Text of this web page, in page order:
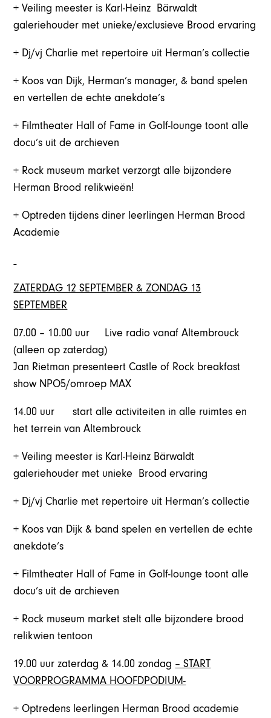
+ Veiling meester is Karl-Heinz Bärwaldt
galeriehouder met unieke/exclusieve Brood ervaring
+ Dj/vj Charlie met repertoire uit Herman’s collectie
+ Koos van Dijk, Herman’s manager, & band spelen
en vertellen de echte anekdote’s
+ Filmtheater Hall of Fame in Golf-lounge toont alle
docu’s uit de archieven
+ Rock museum market verzorgt alle bijzondere
Herman Brood relikwieën!
+ Optreden tijdens diner leerlingen Herman Brood
Academie
ZATERDAG 12 SEPTEMBER & ZONDAG 13
SEPTEMBER
07.00 – 10.00 uur Live radio vanaf Altembrouck
(alleen op zaterdag)
Jan Rietman presenteert Castle of Rock breakfast
show NPO5/omroep MAX
14.00 uur start alle activiteiten in alle ruimtes en
het terrein van Altembrouck
+ Veiling meester is Karl-Heinz Bärwaldt
galeriehouder met unieke Brood ervaring
+ Dj/vj Charlie met repertoire uit Herman’s collectie
+ Koos van Dijk & band spelen en vertellen de echte
anekdote’s
+ Filmtheater Hall of Fame in Golf-lounge toont alle
docu’s uit de archieven
+ Rock museum market stelt alle bijzondere brood
relikwien tentoon
19.00 uur zaterdag & 14.00 zondag – START
VOORPROGRAMMA HOOFDPODIUM-
+ Optredens leerlingen Herman Brood academie